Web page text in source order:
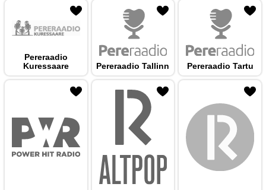
Pereraadio
Kuressaare
Pereraadio Tallinn Pereraadio Tartu